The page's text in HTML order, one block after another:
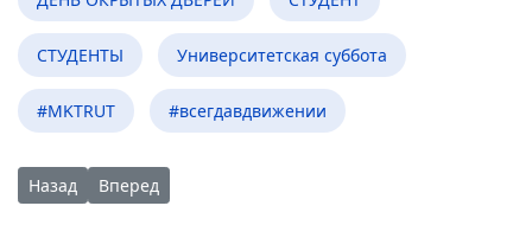
СТУДЕНТЫ Университетская суббота
#MKTRUT #всегдавдвижении
Предыдущий: Кубок по мини-футболу у команды МКТ!
Назад Следующий: Международная заочная научно-
Вперед